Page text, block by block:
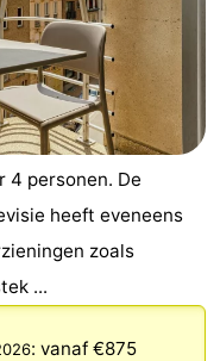
4 personen. De
heeft eveneens
zoals
...
2026: vanaf €875